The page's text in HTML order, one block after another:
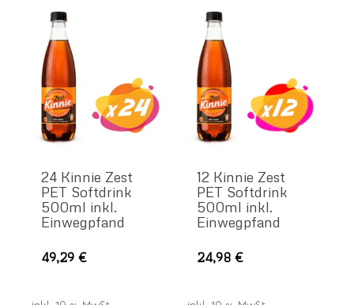
Optionen
können
Produktseite
gewählt
werden
24 Kinnie Zest
PET Softdrink
500ml inkl.
Einwegpfand
49,29€
12 Kinnie Zest
PET Softdrink
500ml inkl.
Einwegpfand
24,98€